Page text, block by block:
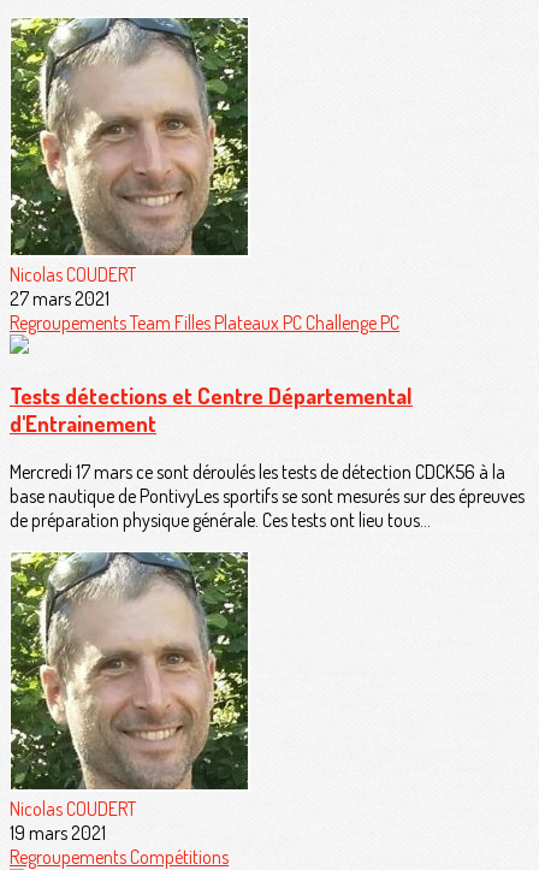
Nicolas COUDERT
27 mars 2021
RegroupementsTeam FillesPlateaux PCChallenge PC
Tests détections et Centre Départemental
d'Entrainement
Mercredi 17 mars ce sont déroulés les tests de détection CDCK56 à la
base nautique de PontivyLes sportifs se sont mesurés sur des épreuves
de préparation physique générale. Ces tests ont lieu tous...
Nicolas COUDERT
19 mars 2021
RegroupementsCompétitions